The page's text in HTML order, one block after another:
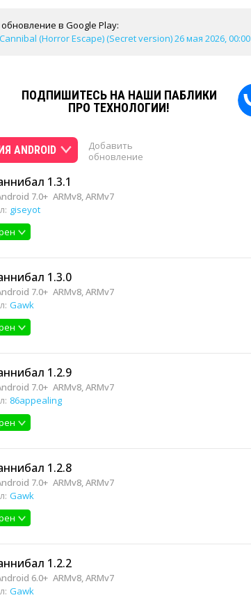
обновление в Google Play:
(Horror Escape) (Secret version) 26 мая 2026, 00:00
ПОДПИШИТЕСЬ НА НАШИ ПАБЛИКИ
ПРО ТЕХНОЛОГИИ!
ANDROID
Добавить
обновление
1.3.1
7.0+ ARMv8, ARMv7
giseyot
1.3.0
7.0+ ARMv8, ARMv7
Gawk
1.2.9
7.0+ ARMv8, ARMv7
86appealing
1.2.8
7.0+ ARMv8, ARMv7
Gawk
1.2.2
6.0+ ARMv8, ARMv7
Gawk